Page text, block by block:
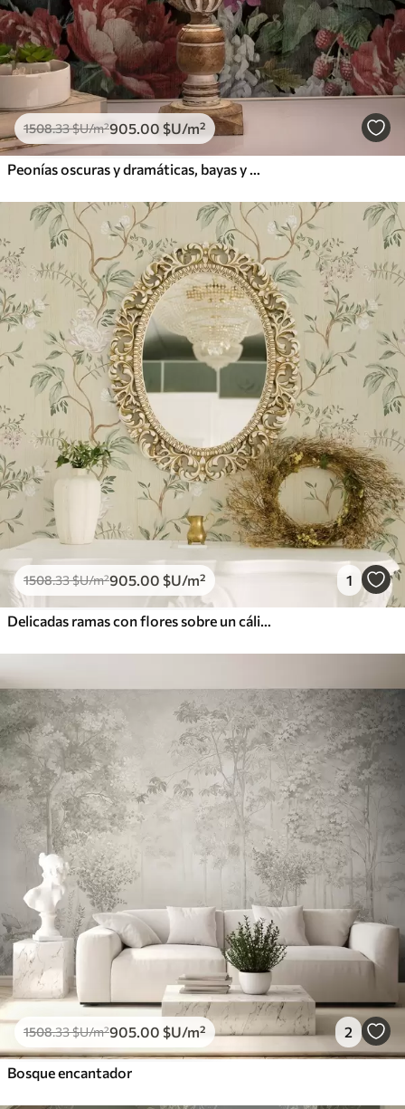
1508.33$U/m²905.00 $U/m²
Peonías oscuras y dramáticas, bayas y mariposa sobre fondo negro
1508.33$U/m²905.00 $U/m² 1
Delicadas ramas con flores sobre un cálido fondo color crema
1508.33$U/m²905.00 $U/m² 2
Bosque encantador